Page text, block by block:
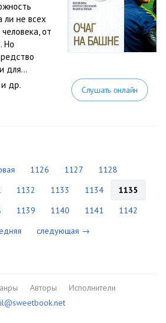
ли не всех
от
Но
для...
и др.
Слушать онлайн
1126 1127
1128
1132 1133 1134
1135
1139 1140 1141
1142
следующая →
Авторы
Исполнители